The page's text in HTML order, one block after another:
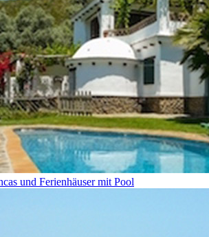
und Ferienhäuser mit Pool